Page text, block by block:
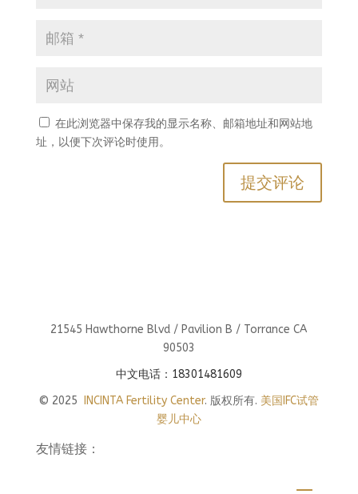
在此浏览器中保存我的显示名称、邮箱地址和网站地
址，以便下次评论时使用。
21545 Hawthorne Blvd / Pavilion B / Torrance CA
90503
中文电话：18301481609
© 2025
INCINTA Fertility Center. 版权所有. 美国IFC试管
婴儿中心
友情链接：